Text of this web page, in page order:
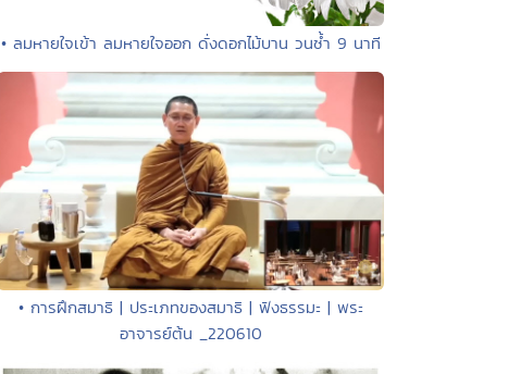
• ลมหายใจเข้า ลมหายใจออก ดั่งดอกไม้บาน วนซ้ำ 9 นาที
• การฝึกสมาธิ | ประเภทของสมาธิ | ฟังธรรมะ | พระ
อาจารย์ต้น _220610